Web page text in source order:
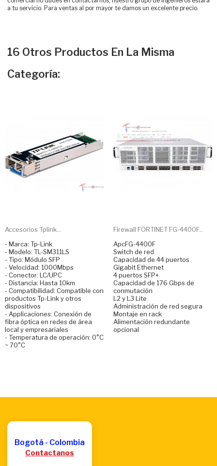
a tu servicio. Para ventas al por mayor te damos un excelente precio.
16 Otros Productos En La Misma
Categoría:
Accesorios Tplink...
- Marca: Tp-Link
- Modelo: TL-SM311LS
- Tipo: Módulo SFP
- Velocidad: 1000Mbps
- Conector: LC/UPC
- Distancia: Hasta 10km
- Compatibilidad: Compatible con
productos Tp-Link y otros
dispositivos
- Applicaciones: Conexión de
fibra óptica en redes de área
local y empresariales
- Temperatura de operación: 0°C
~ 70°C
Firewall FORTINET FG-4400F...
ApcFG-4400F
Switch de red
Capacidad de 44 puertos
Gigabit Ethernet
4 puertos SFP+
Capacidad de 176 Gbps de
conmutación
L2 y L3 Lite
Administración de red segura
Montaje en rack
Alimentación redundante
opcional
Bogotá - Colombia
Contactanos